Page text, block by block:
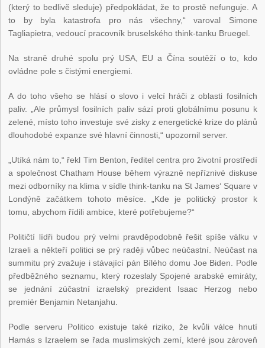
(který to bedlivě sleduje) předpokládat, že to prostě nefunguje. A
to by byla katastrofa pro nás všechny,“ varoval Simone
Tagliapietra, vedoucí pracovník bruselského think-tanku Bruegel.
Na straně druhé spolu prý USA, EU a Čína soutěží o to, kdo
ovládne pole s čistými energiemi.
A do toho všeho se hlásí o slovo i velcí hráči z oblasti fosilních
paliv. „Ale průmysl fosilních paliv sází proti globálnímu posunu k
zelené, místo toho investuje své zisky z energetické krize do plánů
dlouhodobé expanze své hlavní činnosti,“ upozornil server.
„Utíká nám to,“ řekl Tim Benton, ředitel centra pro životní prostředí
a společnost Chatham House během výrazně nepříznivé diskuse
mezi odborníky na klima v sídle think-tanku na St James‘ Square v
Londýně začátkem tohoto měsíce. „Kde je politický prostor k
tomu, abychom řídili ambice, které potřebujeme?“
Političtí lídři budou prý velmi pravděpodobně řešit spíše válku v
Izraeli a někteří politici se prý raději vůbec neúčastní. Neúčast na
summitu prý zvažuje i stávající pán Bílého domu Joe Biden. Podle
předběžného seznamu, který rozeslaly Spojené arabské emiráty,
se jednání zúčastní izraelský prezident Isaac Herzog nebo
premiér Benjamin Netanjahu.
Podle serveru Politico existuje také riziko, že kvůli válce hnutí
Hamás s Izraelem se řada muslimských zemí, které jsou zároveň